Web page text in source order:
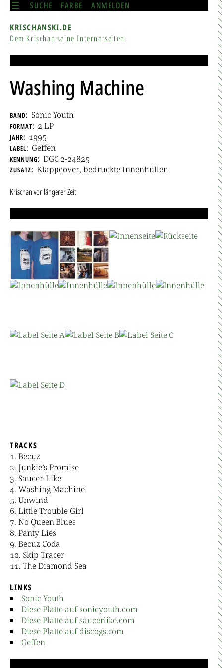
SUCHE FARBE ANMELDEN
KRISCHANSKI.DE
Dem Krischan seine Internetseiten
Washing Machine
band Sonic Youth
format 2 LP
jahr 1995
label Geffen
kennung DGC 2-24825
zusatz Klappcover, bedruckte Innenhüllen
Krischanvor längerer Zeit
TRACKS
Becuz
Junkie’s Promise
Saucer-Like
Washing Machine
Unwind
Little Trouble Girl
No Queen Blues
Panty Lies
Becuz Coda
Skip Tracer
The Diamond Sea
LINKS
Sonic Youth
Diese Platte auf sonicyouth.com
Diese Platte auf saucerlike.com
Diese Platte auf discogs.com
Geffen